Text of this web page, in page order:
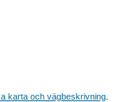
karta och vägbeskrivning.